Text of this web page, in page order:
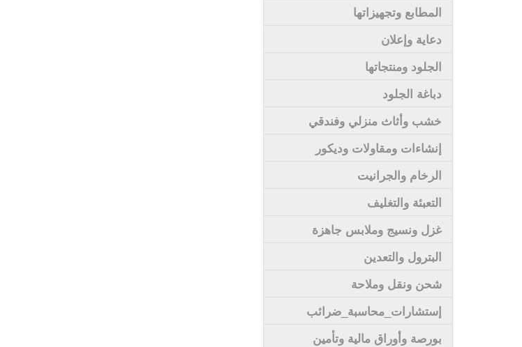
المطابع وتجهيزاتها
دعاية وإعلان
الجلود ومنتجاتها
دباغة الجلود
خشب وأثاث منزلي وفندقي
إنشاءات ومقاولات وديكور
الرخام والجرانيت
التعبئة والتغليف
غزل ونسيج وملابس جاهزة
البترول والتعدين
شحن ونقل وملاحة
إستشارات_محاسبة_ضرائب
بورصة وأوراق مالية وتأمين